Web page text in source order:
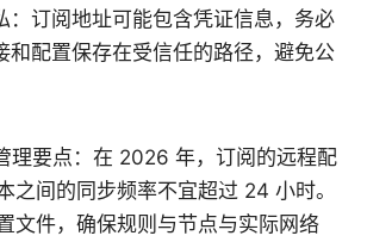
：订阅地址可能包含凭证信息，务必
和配置保存在受信任的路径，避免公
理要点：在 2026 年，订阅的远程配
之间的同步频率不宜超过 24 小时。
文件，确保规则与节点与实际网络